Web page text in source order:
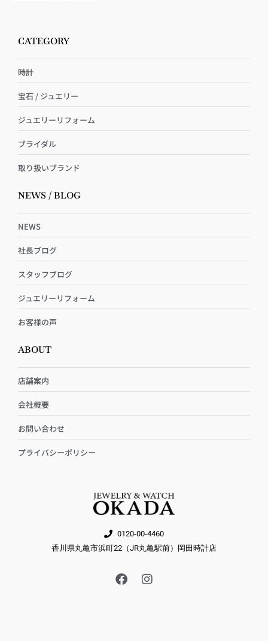
CATEGORY
時計
宝石 / ジュエリー
ジュエリーリフォーム
ブライダル
取り扱いブランド
NEWS / BLOG
NEWS
社長ブログ
スタッフブログ
ジュエリーリフォーム
お客様の声
ABOUT
店舗案内
会社概要
お問い合わせ
プライバシーポリシー
0120-00-4460
香川県丸亀市浜町22（JR丸亀駅前）岡田時計店
F
a
I
n